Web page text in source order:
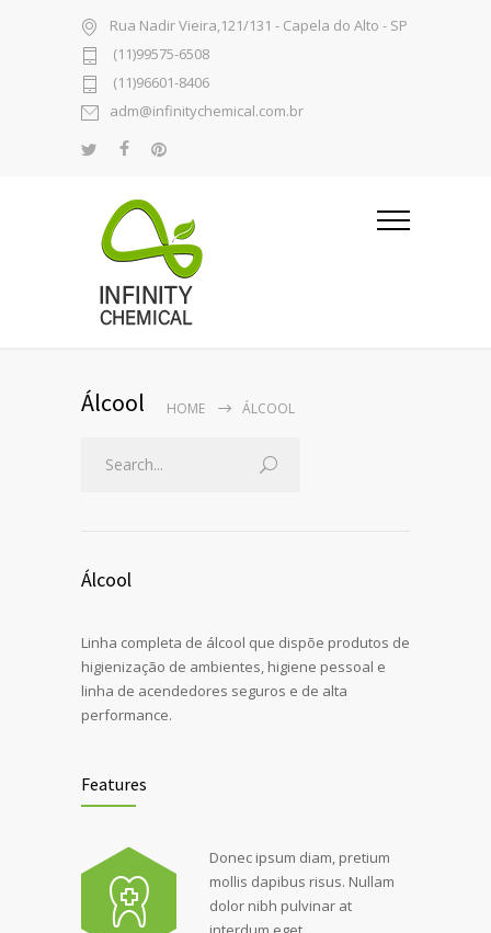
Rua Nadir Vieira,121/131 - Capela do Alto - SP
(11)99575-6508
(11)96601-8406
adm@infinitychemical.com.br
Álcool HOME ÁLCOOL
Álcool
Linha completa de álcool que dispõe produtos de
higienização de ambientes, higiene pessoal e
linha de acendedores seguros e de alta
performance.
Features
Donec ipsum diam, pretium
mollis dapibus risus. Nullam
dolor nibh pulvinar at